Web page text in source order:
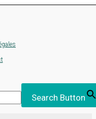
Search Button